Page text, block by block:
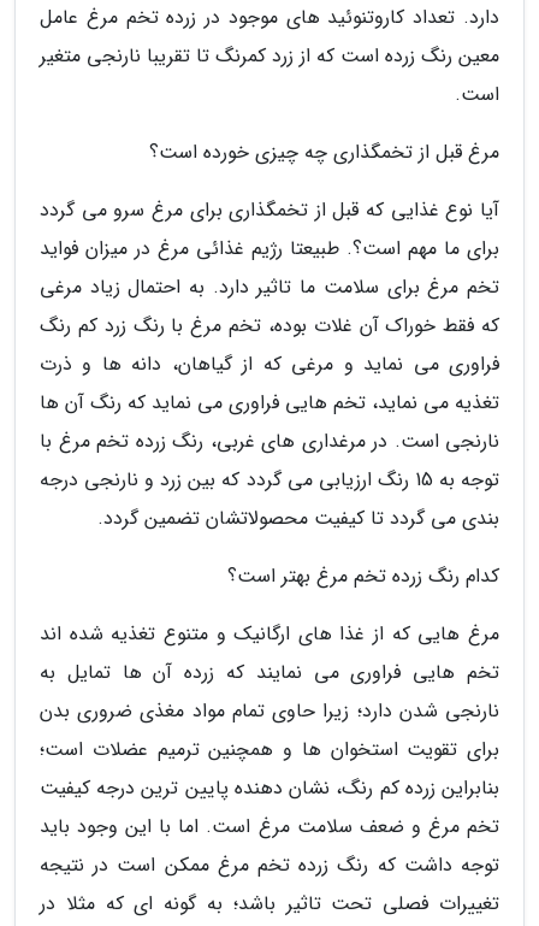
دارد. تعداد کاروتنوئید های موجود در زرده تخم مرغ عامل
معین رنگ زرده است که از زرد کمرنگ تا تقریبا نارنجی متغیر
است.
مرغ قبل از تخمگذاری چه چیزی خورده است؟
آیا نوع غذایی که قبل از تخمگذاری برای مرغ سرو می گردد
برای ما مهم است؟. طبیعتا رژیم غذائی مرغ در میزان فواید
تخم مرغ برای سلامت ما تاثیر دارد. به احتمال زیاد مرغی
که فقط خوراک آن غلات بوده، تخم مرغ با رنگ زرد کم رنگ
فراوری می نماید و مرغی که از گیاهان، دانه ها و ذرت
تغذیه می نماید، تخم هایی فراوری می نماید که رنگ آن ها
نارنجی است. در مرغداری های غربی، رنگ زرده تخم مرغ با
توجه به 15 رنگ ارزیابی می گردد که بین زرد و نارنجی درجه
بندی می گردد تا کیفیت محصولاتشان تضمین گردد.
کدام رنگ زرده تخم مرغ بهتر است؟
مرغ هایی که از غذا های ارگانیک و متنوع تغذیه شده اند
تخم هایی فراوری می نمایند که زرده آن ها تمایل به
نارنجی شدن دارد؛ زیرا حاوی تمام مواد مغذی ضروری بدن
برای تقویت استخوان ها و همچنین ترمیم عضلات است؛
بنابراین زرده کم رنگ، نشان دهنده پایین ترین درجه کیفیت
تخم مرغ و ضعف سلامت مرغ است. اما با این وجود باید
توجه داشت که رنگ زرده تخم مرغ ممکن است در نتیجه
تغییرات فصلی تحت تاثیر باشد؛ به گونه ای که مثلا در